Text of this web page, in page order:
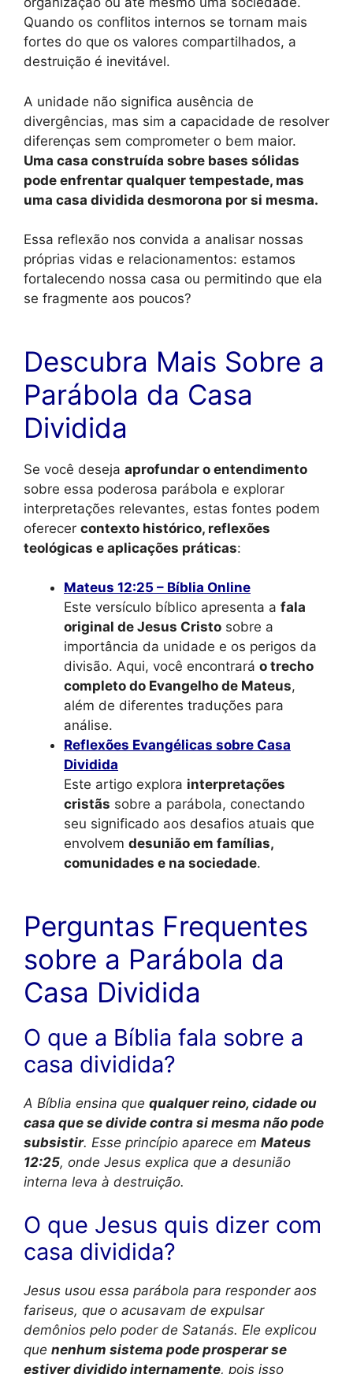
Quando os conflitos internos se tornam mais
fortes do que os valores compartilhados, a
destruição é inevitável.
A unidade não significa ausência de
divergências, mas sim a capacidade de resolver
diferenças sem comprometer o bem maior.
Uma casa construída sobre bases sólidas
pode enfrentar qualquer tempestade, mas
uma casa dividida desmorona por si mesma.
Essa reflexão nos convida a analisar nossas
próprias vidas e relacionamentos: estamos
fortalecendo nossa casa ou permitindo que ela
se fragmente aos poucos?
Descubra Mais Sobre a
Parábola da Casa
Dividida
Se você deseja aprofundar o entendimento
sobre essa poderosa parábola e explorar
interpretações relevantes, estas fontes podem
oferecer contexto histórico, reflexões
teológicas e aplicações práticas:
Mateus 12:25 – Bíblia Online
Este versículo bíblico apresenta a fala
original de Jesus Cristo sobre a
importância da unidade e os perigos da
divisão. Aqui, você encontrará o trecho
completo do Evangelho de Mateus,
além de diferentes traduções para
análise.
Reflexões Evangélicas sobre Casa
Dividida
Este artigo explora interpretações
cristãs sobre a parábola, conectando
seu significado aos desafios atuais que
envolvem desunião em famílias,
comunidades e na sociedade.
Perguntas Frequentes
sobre a Parábola da
Casa Dividida
O que a Bíblia fala sobre a
casa dividida?
A Bíblia ensina que qualquer reino, cidade ou
casa que se divide contra si mesma não pode
subsistir. Esse princípio aparece em Mateus
12:25, onde Jesus explica que a desunião
interna leva à destruição.
O que Jesus quis dizer com
casa dividida?
Jesus usou essa parábola para responder aos
fariseus, que o acusavam de expulsar
demônios pelo poder de Satanás. Ele explicou
que nenhum sistema pode prosperar se
estiver dividido internamente, pois isso